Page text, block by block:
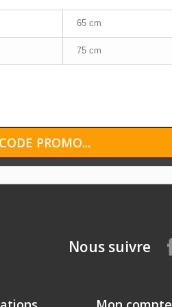
65 cm
75 cm
PROMO...
Nous suivre